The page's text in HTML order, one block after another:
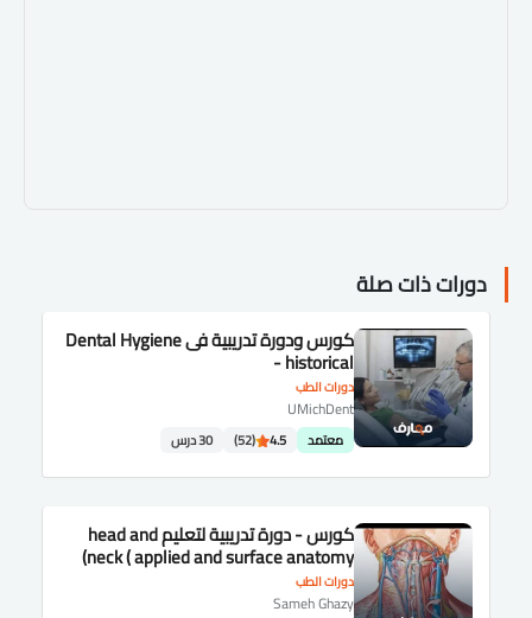
دورات ذات صلة
دورات الطب
كورس ودورة تدريبية فى Dental Hygiene
- historical
UMichDent
معتمد 4.5
(52) 30 درس
دورات الطب
كورس - دورة تدريبية لتعليم head and
neck ( applied and surface anatomy)
Sameh Ghazy